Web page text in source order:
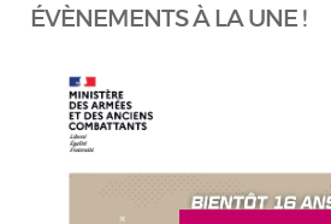
ÉVÈNEMENTS À LA UNE !